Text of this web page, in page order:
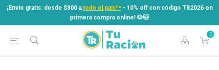
¡Envío gratis: desde $800 a todo el país! * - 10% off con código TR2026 en
primera compra online! ​🐶​🐱
0
¡Envío gratis: desde $800 atodo el país! *
- 10% off con código TR2026 en
primera compra online! ​🐶​🐱